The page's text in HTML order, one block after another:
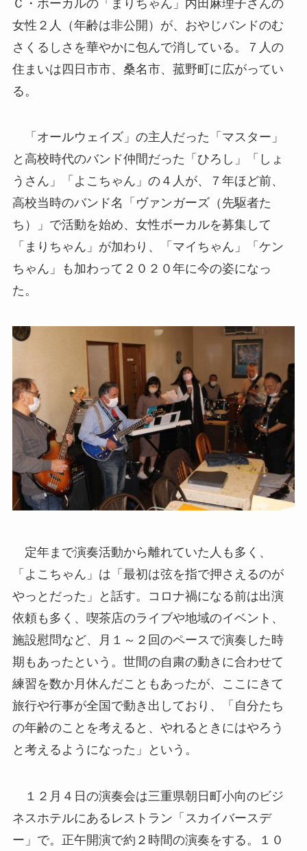
Ｃ・ボーカルの「まりちゃん」内田麻理子さんの
女性２人（年齢は非公開）が、おやじバンドのむ
さくるしさを華やかに包んで消している。７人の
住まいは四日市市、桑名市、菰野町に広がってい
る。
「オールウェイズ」の主人だった「マスター」
と高校時代のバンド仲間だった「ひろし」「しょ
うさん」「よこちゃん」の４人が、７年ほど前、
高校当時のバンド名「ヴァンガーズ（先駆者た
ち）」で活動を始め、女性ボーカルを募集して
「まりちゃん」が加わり、「マイちゃん」「ケン
ちゃん」も加わって２０２０年に今の姿になっ
た。
定年まで演奏活動から離れていた人も多く、
「よこちゃん」は「最初は弦を指で押さえるのが
やっとだった」と話す。コロナ禍になる前は出演
依頼も多く、喫茶店のライブや地域のイベント、
施設慰問など、月１～２回のペースで演奏した時
期もあったという。世間の自粛の動きに合わせて
練習を数か月休んだこともあったが、ここにきて
旅行や行事が全国で動き出しており、「自分たち
の年齢のことを考えると、やれるときにはやろう
と考えるようになった」という。
１２月４日の演奏会は三重県朝日町小向のビジ
ネスホテルにあるレストラン「スカイバースデ
ー」で。正午開演で約２時間の演奏をする。１０